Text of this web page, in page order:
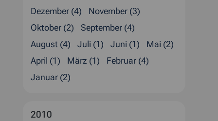
Dezember (4)
November (3)
Oktober (2)
September (4)
August (4)
Juli (1) Juni (1)
Mai (2)
April (1)
März (1)
Februar (4)
Januar (2)
2010